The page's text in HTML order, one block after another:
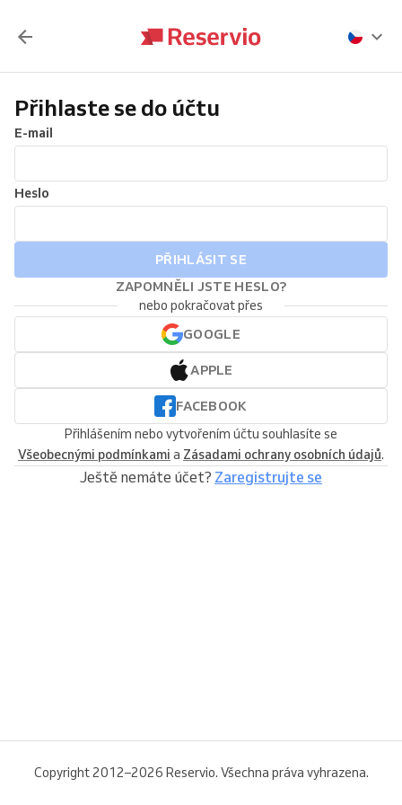
Přihlaste se do účtu
E-mail
Heslo
PŘIHLÁSIT SE
ZAPOMNĚLI JSTE HESLO?
nebo pokračovat přes
GOOGLE
APPLE
FACEBOOK
Přihlášením nebo vytvořením účtu souhlasíte se
Všeobecnými podmínkami a Zásadami ochrany osobních údajů.
Ještě nemáte účet? Zaregistrujte se
Copyright 2012–2026 Reservio. Všechna práva vyhrazena.